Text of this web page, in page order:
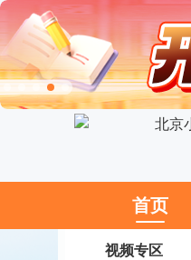
首页
视频专区